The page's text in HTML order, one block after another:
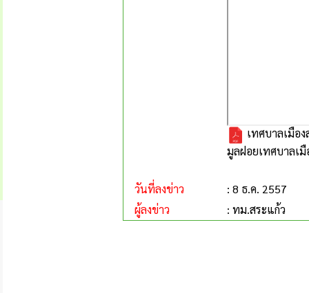
เทศบาลเมือ
มูลฝอยเทศบาลเ
วันที่ลงข่าว
: 8 ธ.ค. 2557
ผู้ลงข่าว
: ทม.สระแก้ว